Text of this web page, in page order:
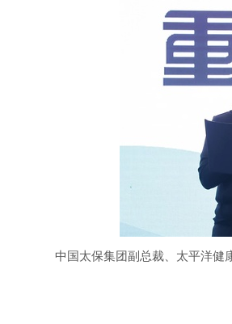
中国太保集团副总裁、太平洋健